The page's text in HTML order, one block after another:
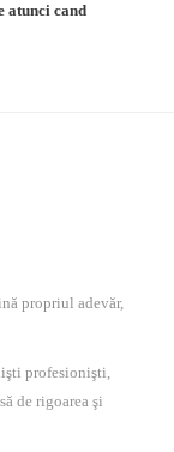
atunci cand
propriul adevăr,
profesionişti,
de rigoarea şi